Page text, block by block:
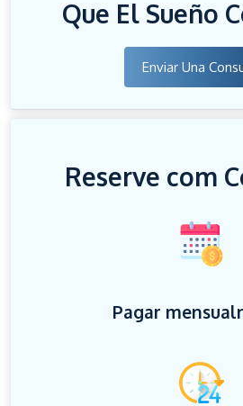
Que El Sueño
Enviar Una
Reserve com
Pagar